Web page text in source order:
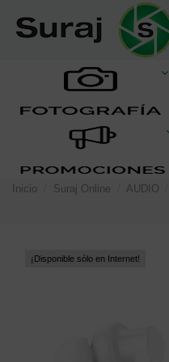
Inicio Suraj Online AUDIO
¡Disponible sólo en Internet!